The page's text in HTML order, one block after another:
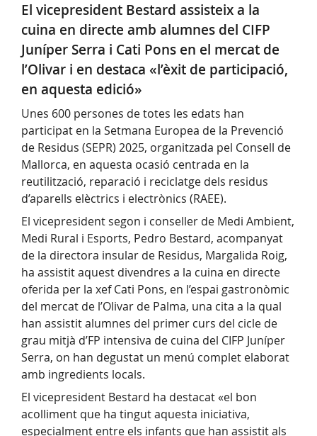
El vicepresident Bestard assisteix a la
cuina en directe amb alumnes del CIFP
Juníper Serra i Cati Pons en el mercat de
l’Olivar i en destaca «l’èxit de participació,
en aquesta edició»
Unes 600 persones de totes les edats han
participat en la Setmana Europea de la Prevenció
de Residus (SEPR) 2025, organitzada pel Consell de
Mallorca, en aquesta ocasió centrada en la
reutilització, reparació i reciclatge dels residus
d’aparells elèctrics i electrònics (RAEE).
El vicepresident segon i conseller de Medi Ambient,
Medi Rural i Esports, Pedro Bestard, acompanyat
de la directora insular de Residus, Margalida Roig,
ha assistit aquest divendres a la cuina en directe
oferida per la xef Cati Pons, en l’espai gastronòmic
del mercat de l’Olivar de Palma, una cita a la qual
han assistit alumnes del primer curs del cicle de
grau mitjà d’FP intensiva de cuina del CIFP Juníper
Serra, on han degustat un menú complet elaborat
amb ingredients locals.
El vicepresident Bestard ha destacat «el bon
acolliment que ha tingut aquesta iniciativa,
especialment entre els infants que han assistit als